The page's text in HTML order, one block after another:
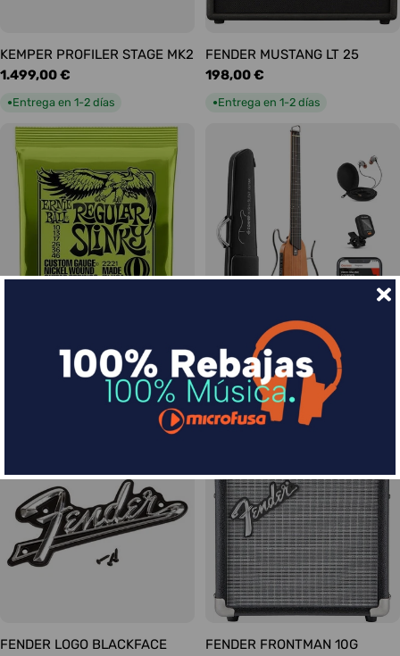
KEMPER PROFILER STAGE MK2
Precio
habitual
1.499,00 €
●Entrega en 1-2 días
FENDER MUSTANG LT 25
Precio
habitual
198,00 €
●Entrega en 1-2 días
Slinky Regular 10-46
DONNER HUSH-I Silent Guitar
Caoba
Precio
habitual
339,00 €
Entrega en 1-2 días
FENDER LOGO BLACKFACE
FENDER FRONTMAN 10G